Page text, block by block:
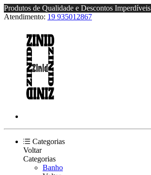
Produtos de Qualidade e Descontos Imperdíveis
Atendimento: 19 935012867
Categorias
Voltar
Categorias
Banho